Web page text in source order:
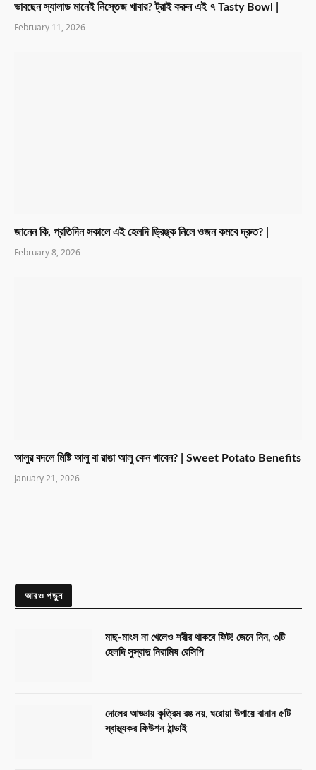
ভাবছেন স্যালাড মানেই নিস্তেজ খাবার? ট্রাই করুন এই ৭ Tasty Bowl |
February 11, 2026
জানেন কি, প্রতিদিন সকালে এই হেলদি ড্রিঙ্ক নিলে ওজন কমবে দ্রুত? |
February 8, 2026
আলুর বদলে মিষ্টি আলু বা রাঙা আলু কেন খাবেন? | Sweet Potato Benefits
January 21, 2026
আরও পড়ুন
মাছ-মাংস না খেলেও শরীর থাকবে ফিট! জেনে নিন, ৩টি
হেলদি সুস্বাদু নিরামিষ রেসিপি
দোলের আড্ডায় কৃত্রিম রঙ নয়, ঘরোয়া উপায়ে বানান ৫টি
স্বাস্থ্যকর ফিউশন ঠান্ডাই